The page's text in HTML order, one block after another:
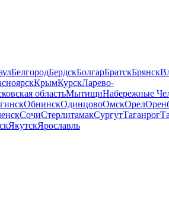
БелгородБердскБолгарБратскБрянск
КрымКурскЛарево-
областьМытищиНабережные
ОбнинскОдинцовоОмскОрел
СочиСтерлитамакСургутТаганрог
ЯкутскЯрославль